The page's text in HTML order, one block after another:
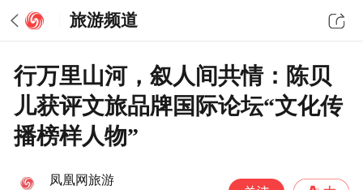
旅游频道
行万里山河，叙人间共情：陈贝
儿获评文旅品牌国际论坛“文化传
播榜样人物”
凤凰网旅游